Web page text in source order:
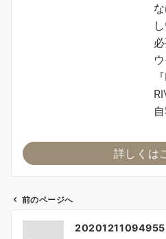
詳しくは
前のページへ
20201211094955